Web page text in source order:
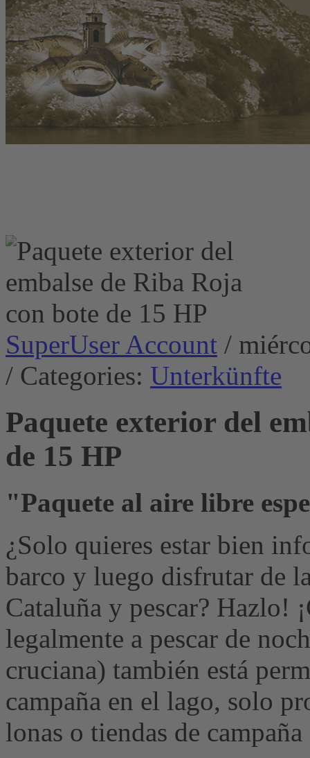
SuperUser Account /
/ Categories: Unterkünfte
Paquete exterior del
de 15 HP
"Paquete al aire libre
¿Solo quieres estar bien
barco y luego disfrutar de
Cataluña y pescar? Hazlo!
legalmente a pescar de
cruciana) también está
campaña en el lago, solo
lonas o tiendas de